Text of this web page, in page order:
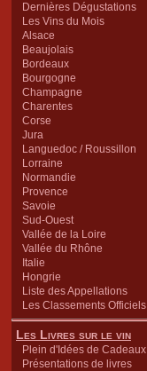
Dernières Dégustations
Les Vins du Mois
Alsace
Beaujolais
Bordeaux
Bourgogne
Champagne
Charentes
Corse
Jura
Languedoc / Roussillon
Lorraine
Normandie
Provence
Savoie
Sud-Ouest
Vallée de la Loire
Vallée du Rhône
Italie
Hongrie
Liste des Appellations
Les Classements Officiels
Les Livres sur le vin
Plein d'Idées de Cadeaux
Présentations de livres